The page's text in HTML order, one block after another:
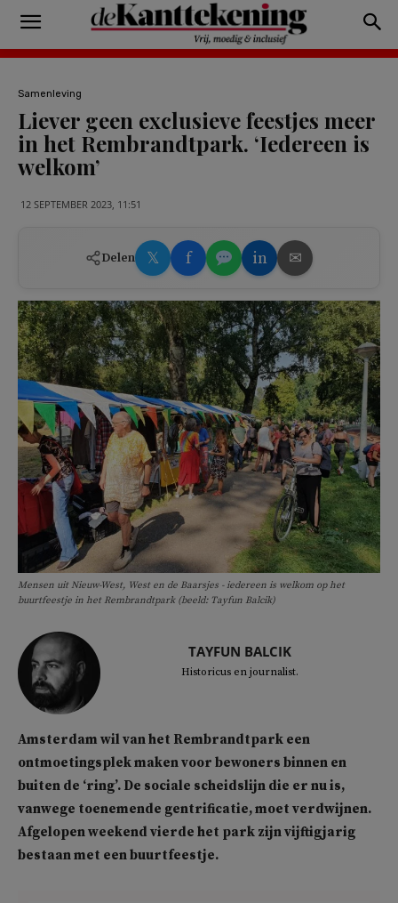
Samenleving
Liever geen exclusieve feestjes meer
in het Rembrandtpark. ‘Iedereen is
welkom’
12 SEPTEMBER 2023, 11:51
Delen 𝕏 f in ✉
Mensen uit Nieuw-West, West en de Baarsjes - iedereen is welkom op het
buurtfeestje in het Rembrandtpark (beeld: Tayfun Balcik)
TAYFUN BALCIK
Historicus en journalist.
Amsterdam wil van het Rembrandtpark een
ontmoetingsplek maken voor bewoners binnen en
buiten de ‘ring’. De sociale scheidslijn die er nu is,
vanwege toenemende gentrificatie, moet verdwijnen.
Afgelopen weekend vierde het park zijn vijftigjarig
bestaan met een buurtfeestje.